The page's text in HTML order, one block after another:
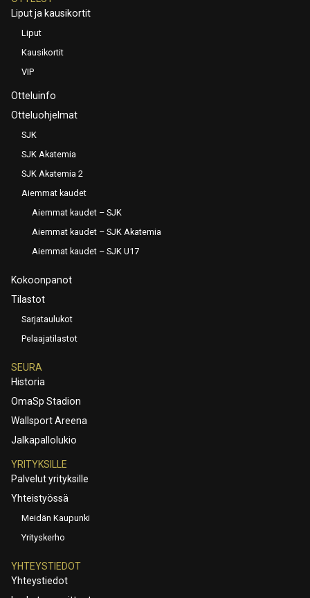
Liput ja kausikortit
Liput
Kausikortit
VIP
Otteluinfo
Otteluohjelmat
SJK
SJK Akatemia
SJK Akatemia 2
Aiemmat kaudet
Aiemmat kaudet – SJK
Aiemmat kaudet – SJK Akatemia
Aiemmat kaudet – SJK U17
Kokoonpanot
Tilastot
Sarjataulukot
Pelaajatilastot
SEURA
Historia
OmaSp Stadion
Wallsport Areena
Jalkapallolukio
YRITYKSILLE
Palvelut yrityksille
Yhteistyössä
Meidän Kaupunki
Yrityskerho
YHTEYSTIEDOT
Yhteystiedot